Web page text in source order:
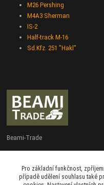
M26 Pershing
M4A3 Sherman
IS-2
Half-track M-16
Sd.Kfz. 251 "Hakl"
Beami-Trade
+420 775 427 778
Po - Pá 9:00 - 16:00
Pro základní funkčnost,
případě udělení souhlasu také